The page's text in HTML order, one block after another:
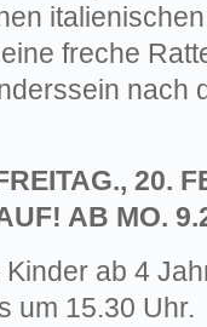
freche
nach
20.
AB MO.
ab 4
um 15.30 Uhr.